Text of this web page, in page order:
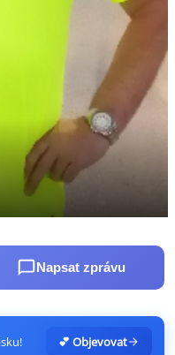
Napsat zprávu
💕 Objevovat